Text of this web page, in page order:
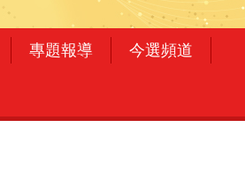
專題報導 今選頻道